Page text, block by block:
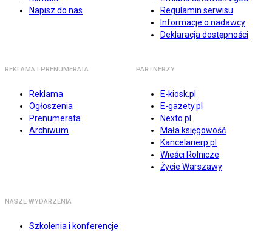
Napisz do nas
Regulamin serwisu
Informacje o nadawcy
Deklaracja dostępności
REKLAMA I PRENUMERATA
Reklama
Ogłoszenia
Prenumerata
Archiwum
PARTNERZY
E-kiosk.pl
E-gazety.pl
Nexto.pl
Mała księgowość
Kancelarierp.pl
Wieści Rolnicze
Życie Warszawy
NASZE WYDARZENIA
Szkolenia i konferencje